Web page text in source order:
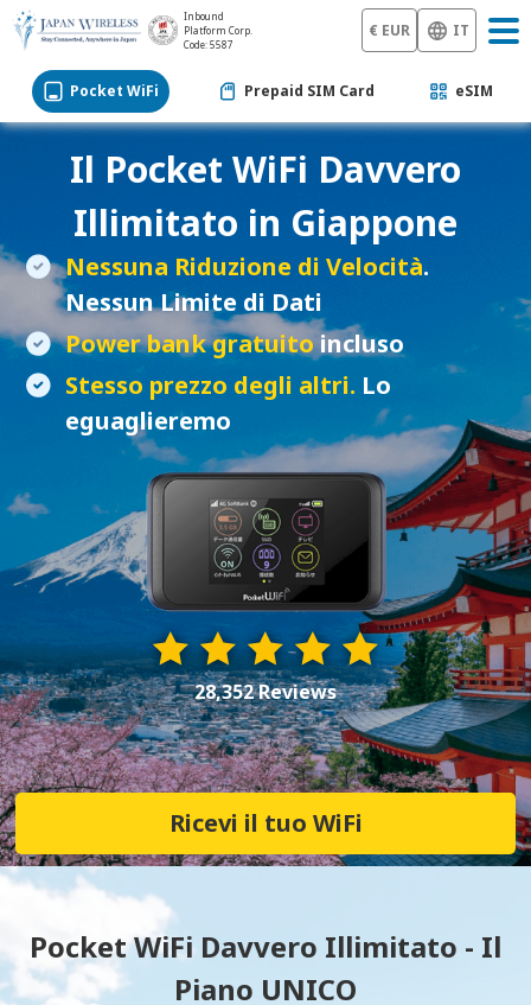
Inbound
Platform Corp.
Code: 5587
€ EUR IT
Pocket WiFi Prepaid SIM Card eSIM
Il Pocket WiFi Davvero
Illimitato in Giappone
Nessuna Riduzione di Velocità.
Nessun Limite di Dati
Power bank gratuitoincluso
Stesso prezzo degli altri. Lo
eguaglieremo
28,352 Reviews
Ricevi il tuo WiFi
Pocket WiFi Davvero Illimitato - Il
Piano UNICO